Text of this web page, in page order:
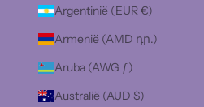
Argentinië (EUR €)
Armenië (AMD դր.)
Aruba (AWG ƒ)
Australië (AUD $)